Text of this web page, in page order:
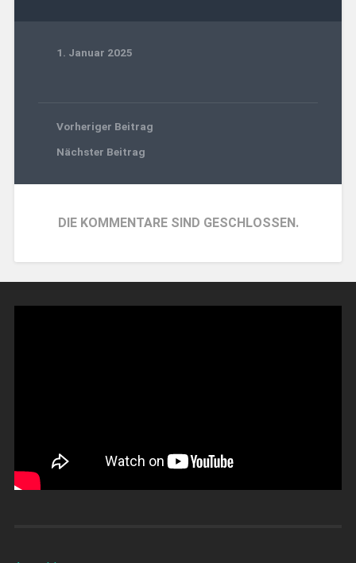
1. Januar 2025
Vorheriger Beitrag
Nächster Beitrag
DIE KOMMENTARE SIND GESCHLOSSEN.